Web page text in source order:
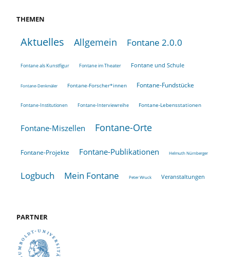
THEMEN
Aktuelles Allgemein Fontane 2.0.0
Fontane als Kunstfigur Fontane im Theater Fontane und Schule
Fontane-Denkmäler Fontane-Forscher*innen Fontane-Fundstücke
Fontane-Institutionen Fontane-Interviewreihe Fontane-Lebensstationen
Fontane-Miszellen Fontane-Orte
Fontane-Projekte Fontane-Publikationen Helmuth Nürnberger
Logbuch Mein Fontane Peter Wruck Veranstaltungen
PARTNER